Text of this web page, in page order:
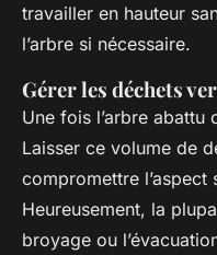
travailler en hauteur
l’arbre si nécessaire.
Gérer les déchets
Une fois l’arbre abattu
Laisser ce volume de
compromettre l’aspect
Heureusement, la
broyage ou